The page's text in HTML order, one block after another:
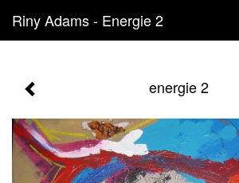
Riny Adams - Energie 2
energie 2